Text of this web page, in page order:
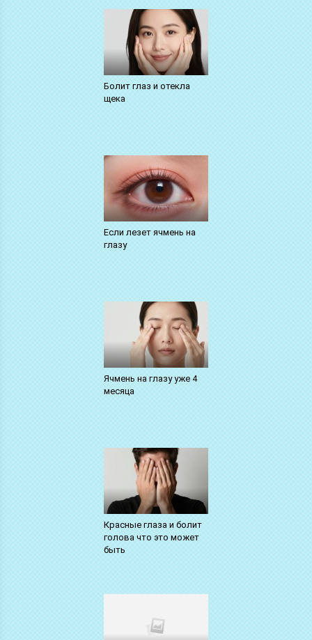
Болит глаз и отекла
щека
Если лезет ячмень на
глазу
Ячмень на глазу уже 4
месяца
Красные глаза и болит
голова что это может
быть